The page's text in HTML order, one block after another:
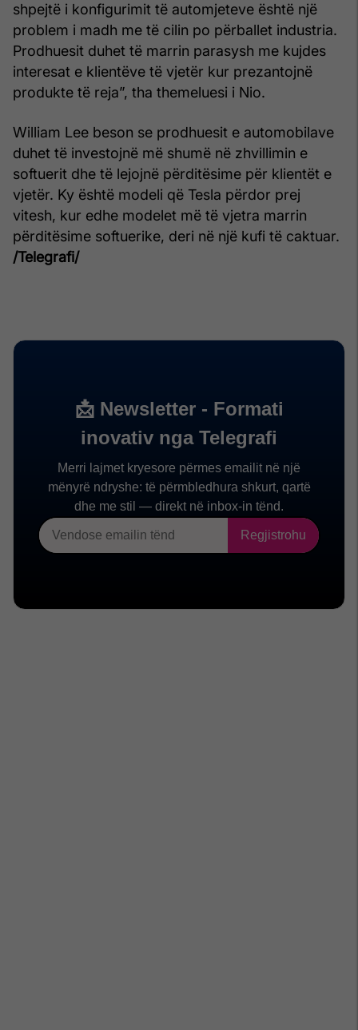
shpejtë i konfigurimit të automjeteve është një
problem i madh me të cilin po përballet industria.
Prodhuesit duhet të marrin parasysh me kujdes
interesat e klientëve të vjetër kur prezantojnë
produkte të reja”, tha themeluesi i Nio.
William Lee beson se prodhuesit e automobilave
duhet të investojnë më shumë në zhvillimin e
softuerit dhe të lejojnë përditësime për klientët e
vjetër. Ky është modeli që Tesla përdor prej
vitesh, kur edhe modelet më të vjetra marrin
përditësime softuerike, deri në një kufi të caktuar.
/Telegrafi/